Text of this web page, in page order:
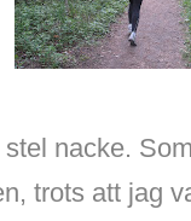
nacke.
trots att jag